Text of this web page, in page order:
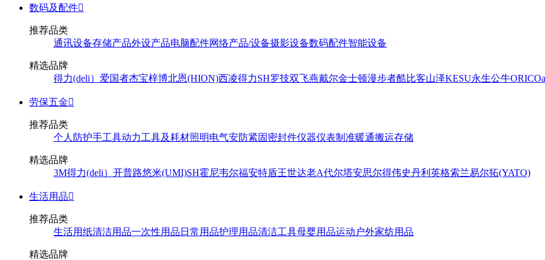
数码及配件
推荐品类
通讯设备存储产品外设产品电脑配件网络产品/设备摄影设备数码配件智能设备
精选品牌
得力(deli） 爱国者杰宝梓博北恩(HION)西凌得力SH罗技双飞燕戴尔金士顿漫步者酷比客山泽KESU永生公牛ORICO
劳保五金
推荐品类
个人防护手工具动力工具及耗材照明电气安防紧固密封件仪器仪表制准暖通搬运存储
精选品牌
3M得力(deli） 开普路悠米(UMI)SH霍尼韦尔福安特盾王世达老A代尔塔安思尔得伟史丹利 英格索兰易尔拓(YATO)
生活用品
推荐品类
生活用纸清洁用品一次性用品 日常用品护理用品清洁工具母婴用品运动户外家纺用品
精选品牌